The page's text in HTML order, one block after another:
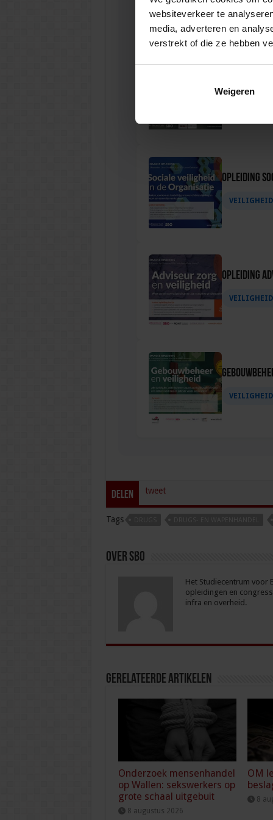
websiteverkeer te
media, adverteren en
verstrekt of die ze hebben
Weigeren
Opleiding
VEILIGHEID
Opleiding
VEILIGHEID
VEILIGHEID
Delen tweet
Tags
Over sbo
Het Studiecentrum voor
opleidingen en
infra en overheid.
Gerelateerde Artikelen
Onderzoek mensenhandel
op Wallen: sekswerkers op
grote schaal uitgebuit
8 augustus 2026
OM
8